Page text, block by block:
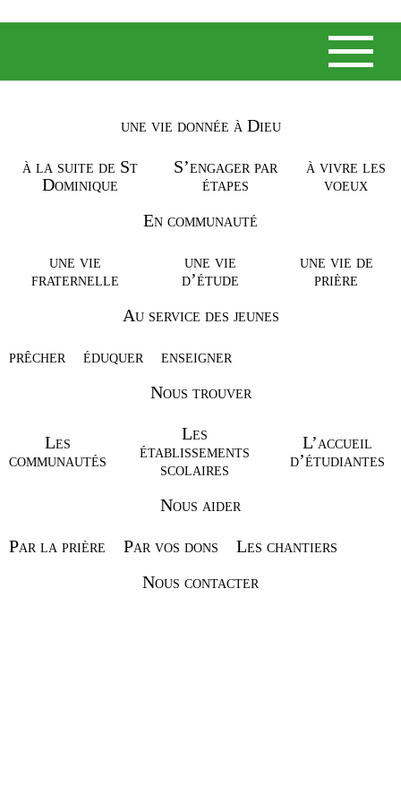
une vie donnée à Dieu
à la suite de St
Dominique
S’engager par
étapes
à vivre les
voeux
En communauté
une vie
fraternelle
une vie
d’étude
une vie de
prière
Au service des jeunes
prêcher éduquer
enseigner
Nous trouver
Les
communautés
Les
établissements
scolaires
L’accueil
d’étudiantes
Nous aider
Par la prière Par vos dons
Les chantiers
Nous contacter
nous contacter